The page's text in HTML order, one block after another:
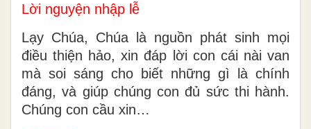
Lời nguyện nhập lễ
Lạy Chúa, Chúa là nguồn phát sinh mọi
điều thiện hảo, xin đáp lời con cái nài van
mà soi sáng cho biết những gì là chính
đáng, và giúp chúng con đủ sức thi hành.
Chúng con cầu xin…